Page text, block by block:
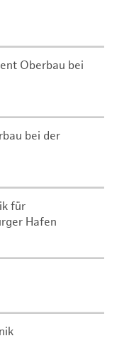
Oberbau bei
bei der
für
Hafen